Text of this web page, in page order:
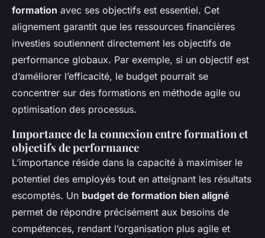
formation avec ses objectifs est essentiel. Cet
alignement garantit que les ressources financières
investies soutiennent directement les objectifs de
performance globaux. Par exemple, si un objectif est
d’améliorer l’efficacité, le budget pourrait se
concentrer sur des formations en méthode agile ou
optimisation des processus.
Importance de la connexion entre formation et
objectifs de performance
L’importance réside dans la capacité à maximiser le
potentiel des employés tout en atteignant les résultats
escomptés. Un budget de formation bien aligné
permet de répondre précisément aux besoins de
compétences, rendant l’organisation plus agile et